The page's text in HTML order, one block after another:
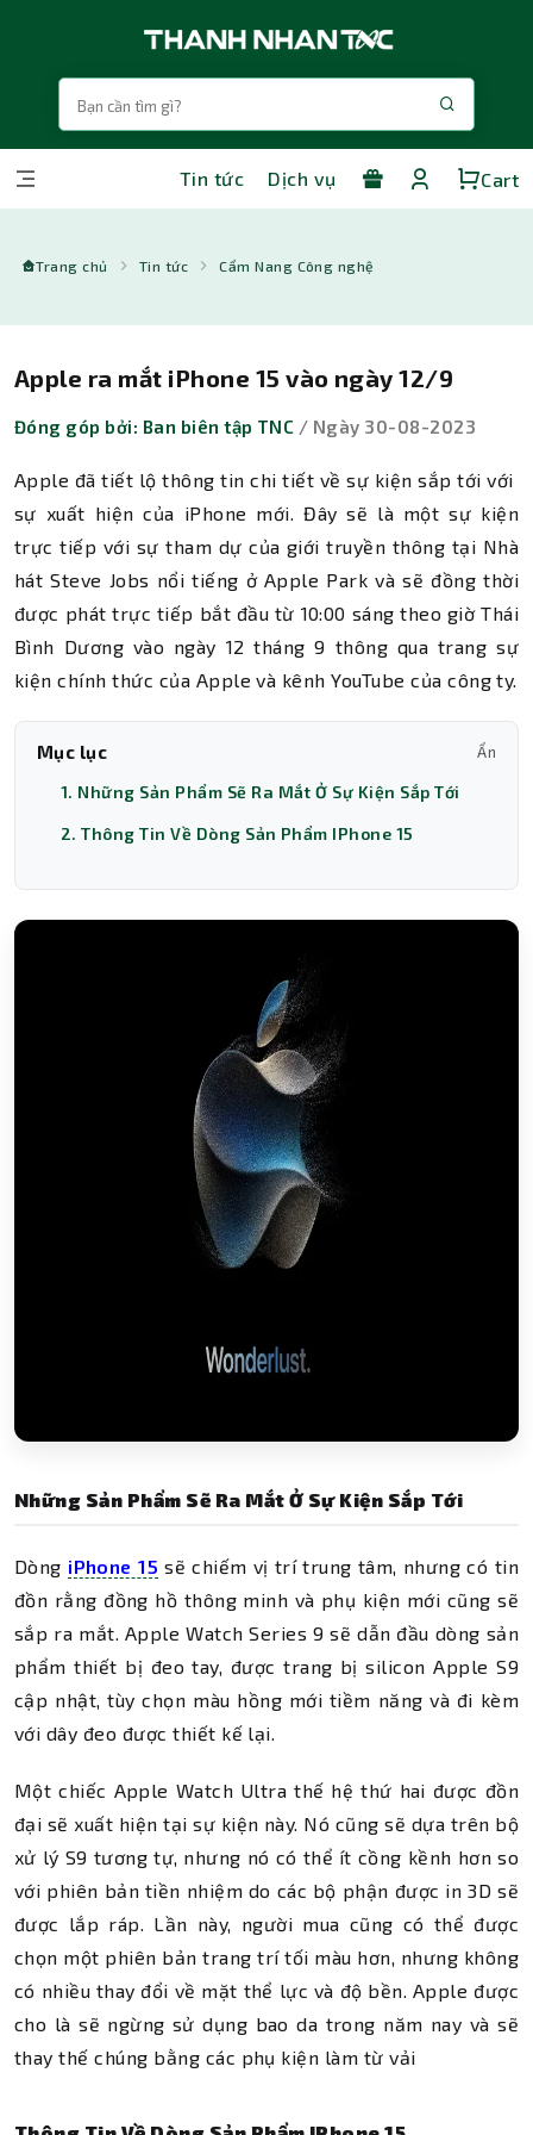
Tin tức Dịch vụ Cart
Trang chủ Tin tức Cẩm Nang Công nghệ
Apple ra mắt iPhone 15 vào ngày 12/9
Đóng góp bởi: Ban biên tập TNC / Ngày 30-08-2023
Apple đã tiết lộ thông tin chi tiết về sự kiện sắp tới với ​​​​
sự xuất hiện của iPhone mới. Đây sẽ là một sự kiện
trực tiếp với sự tham dự của giới truyền thông tại Nhà
hát Steve Jobs nổi tiếng ở Apple Park và sẽ đồng thời
được phát trực tiếp bắt đầu từ 10:00 sáng theo giờ Thái
Bình Dương vào ngày 12 tháng 9 thông qua trang sự
kiện chính thức của Apple và kênh YouTube của công ty.
Mục lục Ẩn
1. Những Sản Phẩm Sẽ Ra Mắt Ở Sự Kiện Sắp Tới
2. Thông Tin Về Dòng Sản Phẩm IPhone 15
Những Sản Phẩm Sẽ Ra Mắt Ở Sự Kiện Sắp Tới
Dòng iPhone 15 sẽ chiếm vị trí trung tâm, nhưng có tin
đồn rằng đồng hồ thông minh và phụ kiện mới cũng sẽ
sắp ra mắt. Apple Watch Series 9 sẽ dẫn đầu dòng sản
phẩm thiết bị đeo tay, được trang bị silicon Apple S9
cập nhật, tùy chọn màu hồng mới tiềm năng và đi kèm
với dây đeo được thiết kế lại.
Một chiếc Apple Watch Ultra thế hệ thứ hai được đồn
đại sẽ xuất hiện tại sự kiện này. Nó cũng sẽ dựa trên bộ
xử lý S9 tương tự, nhưng nó có thể ít cồng kềnh hơn so
với phiên bản tiền nhiệm do các bộ phận được in 3D sẽ
được lắp ráp. Lần này, người mua cũng có thể được
chọn một phiên bản trang trí tối màu hơn, nhưng không
có nhiều thay đổi về mặt thể lực và độ bền. Apple được
cho là sẽ ngừng sử dụng bao da trong năm nay và sẽ
thay thế chúng bằng các phụ kiện làm từ vải